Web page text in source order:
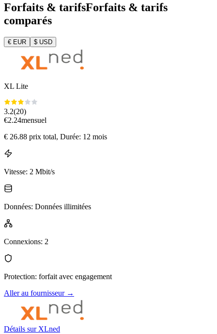
Forfaits & tarifsForfaits & tarifs
comparés
€ EUR $ USD
XL Lite
3.2(20)
€2.24mensuel
€ 26.88 prix total, Durée: 12 mois
Vitesse: 2 Mbit/s
Données: Données illimitées
Connexions: 2
Protection: forfait avec engagement
Aller au fournisseur→
Détails sur XLned